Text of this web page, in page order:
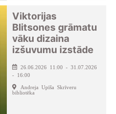
Viktorijas
Blitsones grāmatu
vāku dizaina
izšuvumu izstāde
26.06.2026 11:00 - 31.07.2026
- 16:00
Andreja Upīša Skrīveru
bibliotēka